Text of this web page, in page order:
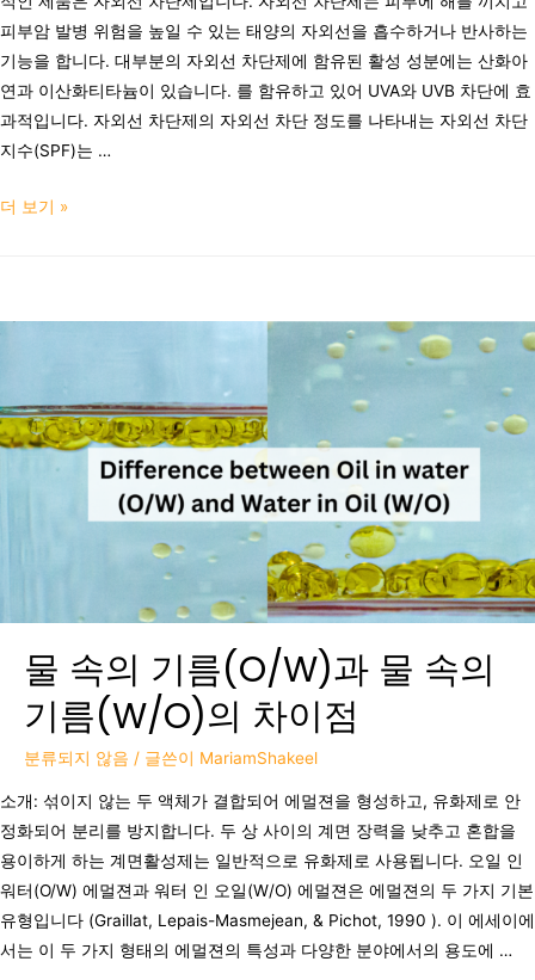
피부암 발병 위험을 높일 수 있는 태양의 자외선을 흡수하거나 반사하는
기능을 합니다. 대부분의 자외선 차단제에 함유된 활성 성분에는 산화아
연과 이산화티타늄이 있습니다. 를 함유하고 있어 UVA와 UVB 차단에 효
과적입니다. 자외선 차단제의 자외선 차단 정도를 나타내는 자외선 차단
지수(SPF)는 …
더 보기 »
물 속의 기름(O/W)과 물 속의
기름(W/O)의 차이점
분류되지 않음 / 글쓴이 MariamShakeel
소개: 섞이지 않는 두 액체가 결합되어 에멀젼을 형성하고, 유화제로 안
정화되어 분리를 방지합니다. 두 상 사이의 계면 장력을 낮추고 혼합을
용이하게 하는 계면활성제는 일반적으로 유화제로 사용됩니다. 오일 인
워터(O/W) 에멀젼과 워터 인 오일(W/O) 에멀젼은 에멀젼의 두 가지 기본
유형입니다 (Graillat, Lepais-Masmejean, & Pichot, 1990 ). 이 에세이에
서는 이 두 가지 형태의 에멀젼의 특성과 다양한 분야에서의 용도에 …